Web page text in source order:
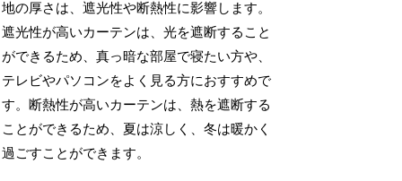
地の厚さは、遮光性や断熱性に影響します。
遮光性が高いカーテンは、光を遮断すること
ができるため、真っ暗な部屋で寝たい方や、
テレビやパソコンをよく見る方におすすめで
す。断熱性が高いカーテンは、熱を遮断する
ことができるため、夏は涼しく、冬は暖かく
過ごすことができます。